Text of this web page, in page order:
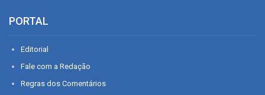
PORTAL
Editorial
Fale com a Redação
Regras dos Comentários